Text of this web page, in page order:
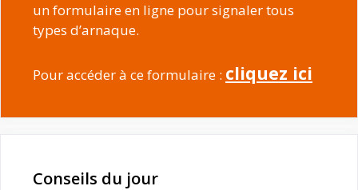
un formulaire en ligne pour signaler tous
types d’arnaque.
Pour accéder à ce formulaire : cliquez ici
Conseils du jour